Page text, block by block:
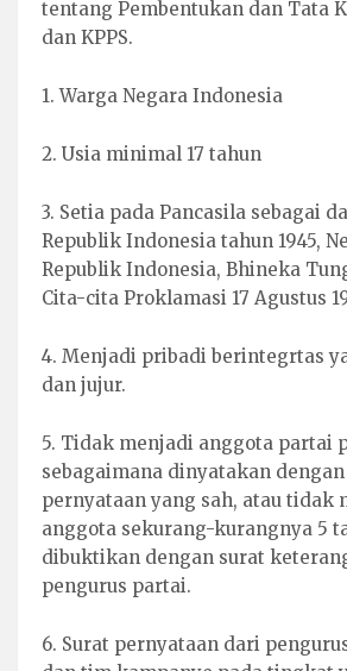
tentang Pembentukan dan Tata
dan KPPS.
1. Warga Negara Indonesia
2. Usia minimal 17 tahun
3. Setia pada Pancasila sebagai
Republik Indonesia tahun 1945,
Republik Indonesia, Bhineka
Cita-cita Proklamasi 17 Agustus
4. Menjadi pribadi berintegrtas
dan jujur.
5. Tidak menjadi anggota partai
sebagaimana dinyatakan
pernyataan yang sah, atau tidak
anggota sekurang-kurangnya 5
dibuktikan dengan surat
pengurus partai.
6. Surat pernyataan dari